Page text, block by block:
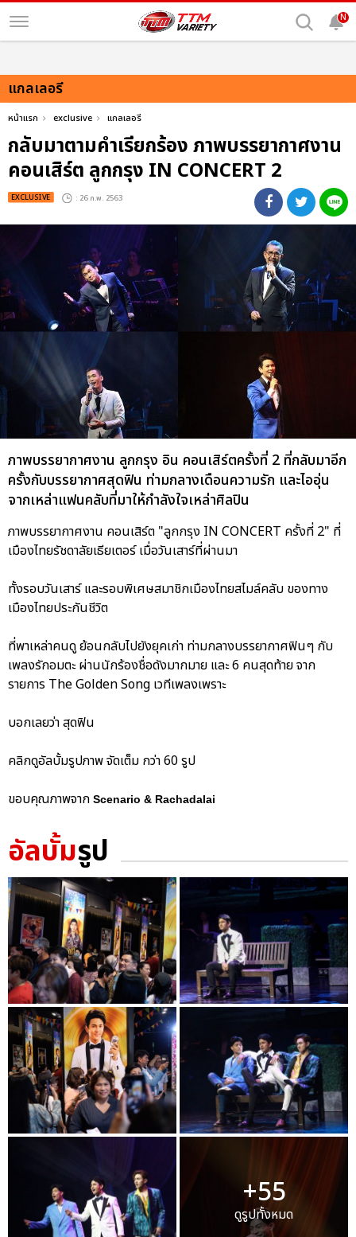
N
แกลเลอรี
หน้าแรก exclusive แกลเลอรี
กลับมาตามคำเรียกร้อง ภาพบรรยากาศงาน
คอนเสิร์ต ลูกกรุง IN CONCERT 2
EXCLUSIVE : 26 ก.พ. 2563
ภาพบรรยากาศงาน ลูกกรุง อิน คอนเสิร์ตครั้งที่ 2 ที่กลับมาอีก
ครั้งกับบรรยากาศสุดฟิน ท่ามกลางเดือนความรัก และไออุ่น
จากเหล่าแฟนคลับที่มาให้กำลังใจเหล่าศิลปิน
ภาพบรรยากาศงาน คอนเสิร์ต "ลูกกรุง IN CONCERT ครั้งที่ 2" ที่
เมืองไทยรัชดาลัยเธียเตอร์ เมื่อวันเสาร์ที่ผ่านมา
ทั้งรอบวันเสาร์ และรอบพิเศษสมาชิกเมืองไทยสไมล์คลับ ของทาง
เมืองไทยประกันชีวิต
ที่พาเหล่าคนดู ย้อนกลับไปยังยุคเก่า ท่ามกลางบรรยากาศฟินๆ กับ
เพลงรักอมตะ ผ่านนักร้องชื่อดังมากมาย และ 6 คนสุดท้าย จาก
รายการ The Golden Song เวทีเพลงเพราะ
บอกเลยว่า สุดฟิน
คลิกดูอัลบั้มรูปภาพ จัดเต็ม กว่า 60 รูป
ขอบคุณภาพจาก Scenario & Rachadalai
อัลบั้มรูป
+55
ดูรูปทั้งหมด